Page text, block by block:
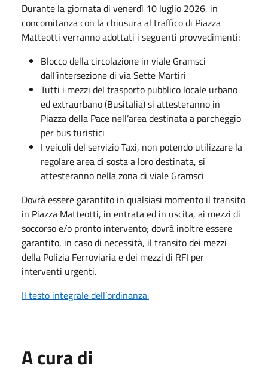
Durante la giornata di venerdì 10 luglio 2026, in
concomitanza con la chiusura al traffico di Piazza
Matteotti verranno adottati i seguenti provvedimenti:
Blocco della circolazione in viale Gramsci
dall’intersezione di via Sette Martiri
Tutti i mezzi del trasporto pubblico locale urbano
ed extraurbano (Busitalia) si attesteranno in
Piazza della Pace nell’area destinata a parcheggio
per bus turistici
I veicoli del servizio Taxi, non potendo utilizzare la
regolare area di sosta a loro destinata, si
attesteranno nella zona di viale Gramsci
Dovrà essere garantito in qualsiasi momento il transito
in Piazza Matteotti, in entrata ed in uscita, ai mezzi di
soccorso e/o pronto intervento; dovrà inoltre essere
garantito, in caso di necessità, il transito dei mezzi
della Polizia Ferroviaria e dei mezzi di RFI per
interventi urgenti.
Il testo integrale dell’ordinanza.
A cura di